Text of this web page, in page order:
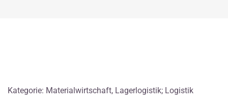
Kategorie: Materialwirtschaft, Lagerlogistik; Logistik